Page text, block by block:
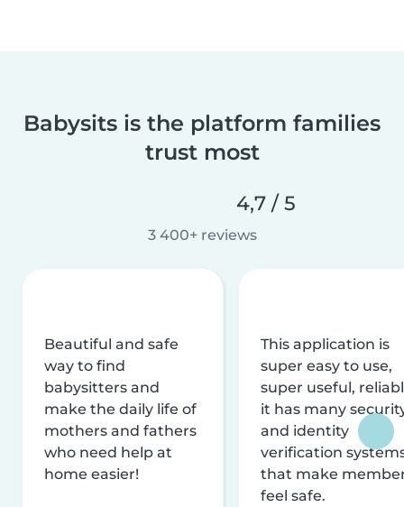
Babysits is the platform families
trust most
4,7 / 5
3 400+ reviews
Beautiful and safe
way to find
babysitters and
make the daily life of
mothers and fathers
who need help at
home easier!
This application is
super easy to use,
super useful,
it has many
and identity
verification
that make
feel safe.